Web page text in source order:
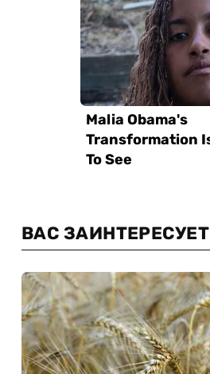
ВАС ЗАИНТЕРЕСУЕТ